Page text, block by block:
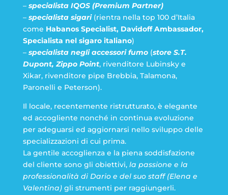
– specialista IQOS (Premium Partner)
– specialista sigari(rientra nella top 100 d’Italia
come Habanos Specialist, Davidoff Ambassador,
Specialista nel sigaro italiano)
– specialista negli accessori fumo(store S.T.
Dupont, Zippo Point, rivenditore Lubinsky e
Xikar, rivenditore pipe Brebbia, Talamona,
Paronelli e Peterson).
Il locale, recentemente ristrutturato, è elegante
ed accogliente nonché in continua evoluzione
per adeguarsi ed aggiornarsi nello sviluppo delle
specializzazioni di cui prima.
La gentile accoglienza e la piena soddisfazione
del cliente sono gli obiettivi, la passione e la
professionalità di Dario e del suo staff (Elena e
Valentina)gli strumenti per raggiungerli.